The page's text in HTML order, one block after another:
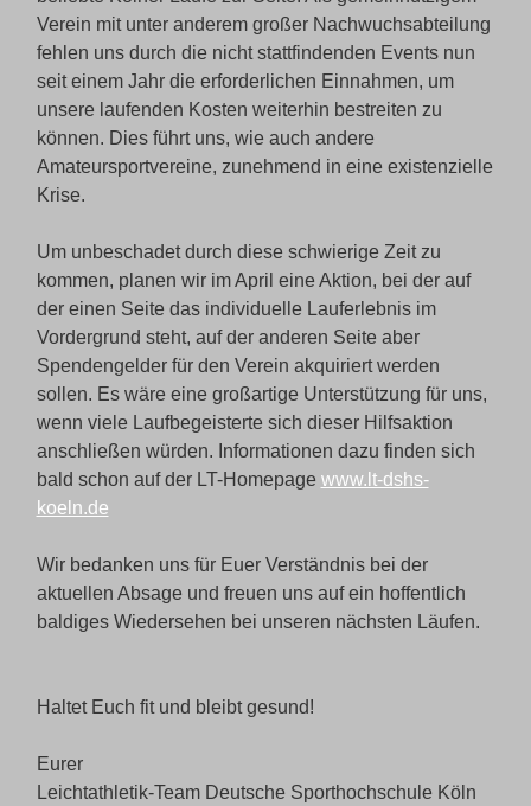
Verein mit unter anderem großer Nachwuchsabteilung
fehlen uns durch die nicht stattfindenden Events nun
seit einem Jahr die erforderlichen Einnahmen, um
unsere laufenden Kosten weiterhin bestreiten zu
können. Dies führt uns, wie auch andere
Amateursportvereine, zunehmend in eine existenzielle
Krise.
Um unbeschadet durch diese schwierige Zeit zu
kommen, planen wir im April eine Aktion, bei der auf
der einen Seite das individuelle Lauferlebnis im
Vordergrund steht, auf der anderen Seite aber
Spendengelder für den Verein akquiriert werden
sollen. Es wäre eine großartige Unterstützung für uns,
wenn viele Laufbegeisterte sich dieser Hilfsaktion
anschließen würden. Informationen dazu finden sich
bald schon auf der LT-Homepage www.lt-dshs-
koeln.de
Wir bedanken uns für Euer Verständnis bei der
aktuellen Absage und freuen uns auf ein hoffentlich
baldiges Wiedersehen bei unseren nächsten Läufen.
Haltet Euch fit und bleibt gesund!
Eurer
Leichtathletik-Team Deutsche Sporthochschule Köln